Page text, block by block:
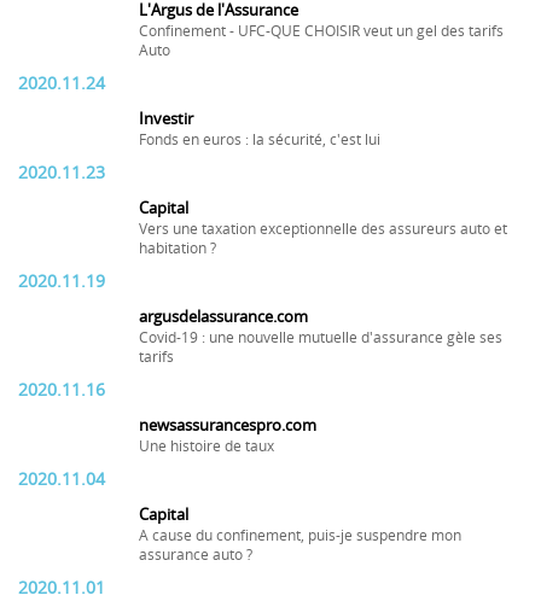
L'Argus de l'Assurance
Confinement - UFC-QUE CHOISIR veut un gel des tarifs
Auto
2020.11.24
Investir
Fonds en euros : la sécurité, c'est lui
2020.11.23
Capital
Vers une taxation exceptionnelle des assureurs auto et
habitation ?
2020.11.19
argusdelassurance.com
Covid-19 : une nouvelle mutuelle d'assurance gèle ses
tarifs
2020.11.16
newsassurancespro.com
Une histoire de taux
2020.11.04
Capital
A cause du confinement, puis-je suspendre mon
assurance auto ?
2020.11.01